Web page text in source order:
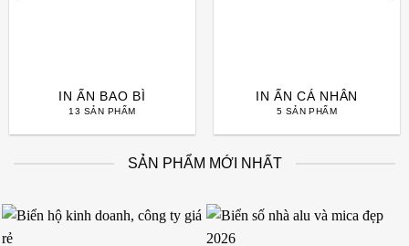
IN ẤN BAO BÌ
13 SẢN PHẨM
IN ẤN CÁ NHÂN
5 SẢN PHẨM
SẢN PHẨM MỚI NHẤT